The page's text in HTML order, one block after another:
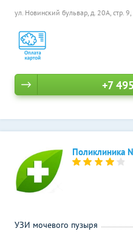
ул. Новинский бульвар, д. 20А, стр. 9,
+7
Поликлиника
УЗИ мочевого пузыря